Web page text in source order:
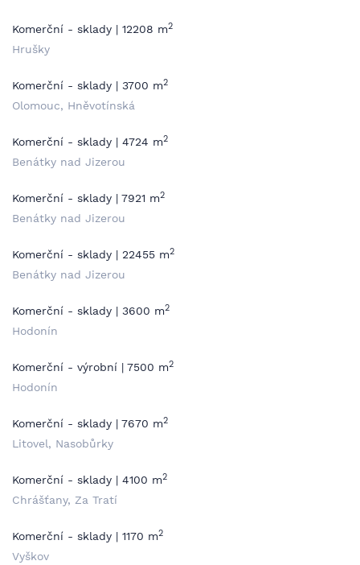
Komerční - sklady | 12208 m2
Hrušky
Komerční - sklady | 3700 m2
Olomouc, Hněvotínská
Komerční - sklady | 4724 m2
Benátky nad Jizerou
Komerční - sklady | 7921 m2
Benátky nad Jizerou
Komerční - sklady | 22455 m2
Benátky nad Jizerou
Komerční - sklady | 3600 m2
Hodonín
Komerční - výrobní | 7500 m2
Hodonín
Komerční - sklady | 7670 m2
Litovel, Nasobůrky
Komerční - sklady | 4100 m2
Chrášťany, Za Tratí
Komerční - sklady | 1170 m2
Vyškov